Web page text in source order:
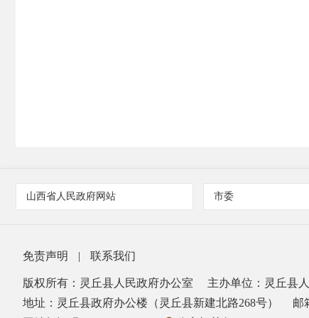
山西省人民政府网站 市委
免责声明 | 联系我们
版权所有：灵丘县人民政府办公室 主办单位：灵丘县
地址：灵丘县政府办公楼（灵丘县新建北路268号）
邮